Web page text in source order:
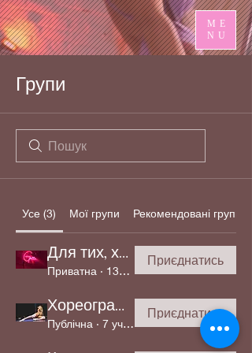
ME
NU
Групи
Усе (3) Мої групи Рекомендовані групи
Для тих, хто надумав 😉
Приватна · 130 учасників
Приєднатись
Хореографії High Heels
Публічна · 7 учасників
Приєднатись